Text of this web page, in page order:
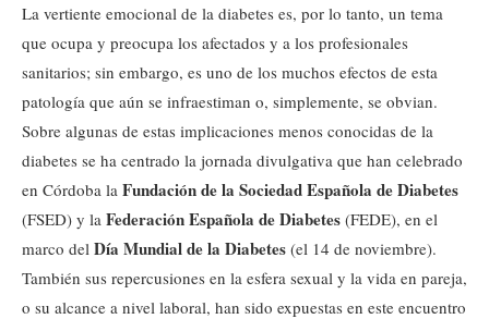
La vertiente emocional de la diabetes es, por lo tanto, un tema
que ocupa y preocupa los afectados y a los profesionales
sanitarios; sin embargo, es uno de los muchos efectos de esta
patología que aún se infraestiman o, simplemente, se obvian.
Sobre algunas de estas implicaciones menos conocidas de la
diabetes se ha centrado la jornada divulgativa que han celebrado
en Córdoba la Fundación de la Sociedad Española de Diabetes
(FSED) y la Federación Española de Diabetes (FEDE), en el
marco del Día Mundial de la Diabetes (el 14 de noviembre).
También sus repercusiones en la esfera sexual y la vida en pareja,
o su alcance a nivel laboral, han sido expuestas en este encuentro